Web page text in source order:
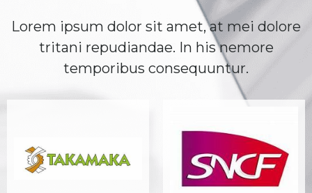
Lorem ipsum dolor sit amet, at mei dolore
tritani repudiandae. In his nemore
temporibus consequuntur.